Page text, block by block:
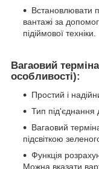
Встановлювати
вантажі за
підіймової техніки.
Вагаовий
особливості):
Простий і
Тип
Вагаовий
підсвіткою
Функція
Можна вказати